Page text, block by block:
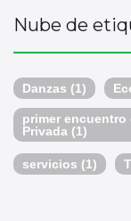
Nube de
Danzas (1)
primer
Privada (1)
servicios (1)